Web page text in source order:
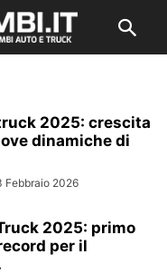
2025: crescita
dinamiche di
Febbraio 2026
2025: primo
per il